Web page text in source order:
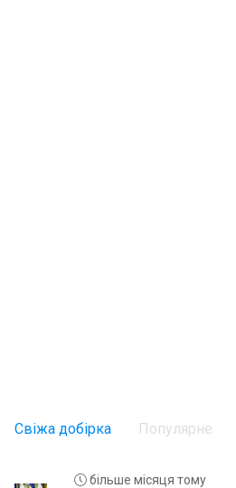
Свіжа добірка Популярне
більше місяця тому